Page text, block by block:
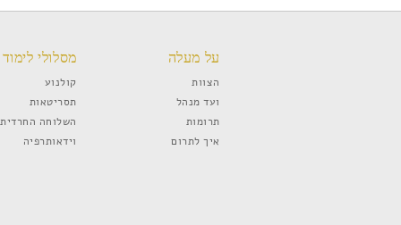
על מעלה
הצוות
ועד מנהל
תרומות
איך לתרום
מסלולי לימוד
קולנוע
תסריטאות
השלוחה החרדית
וידאותרפיה